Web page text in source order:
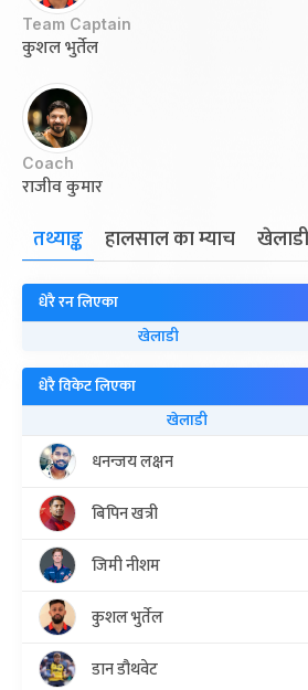
Team Captain
कुशल भुर्तेल
Coach
राजीव कुमार
तथ्याङ्क हालसाल का म्याच
धेरै रन लिएका
खेलाडी
धेरै विकेट लिएका
खेलाडी
धनन्जय लक्षन
बिपिन खत्री
जिमी नीशम
कुशल भुर्तेल
डान डौथवेट